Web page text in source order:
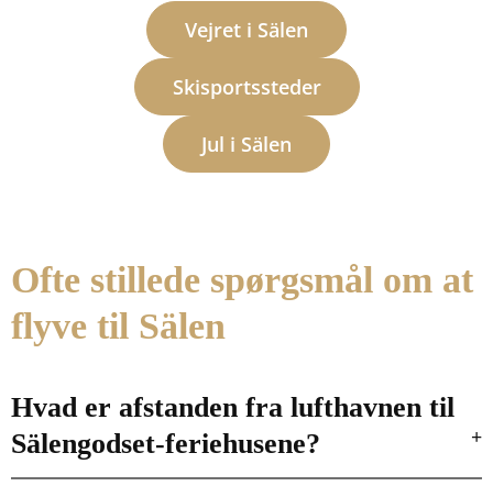
Vejret i Sälen
Skisportssteder
Jul i Sälen
Ofte stillede spørgsmål om at
flyve til Sälen
Hvad er afstanden fra lufthavnen til
Sälengodset-feriehusene?